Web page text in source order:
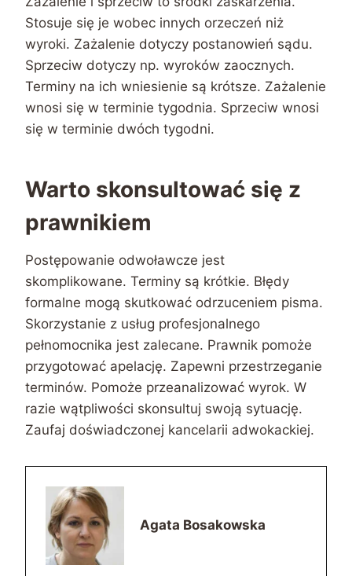
Stosuje się je wobec innych orzeczeń niż
wyroki. Zażalenie dotyczy postanowień sądu.
Sprzeciw dotyczy np. wyroków zaocznych.
Terminy na ich wniesienie są krótsze. Zażalenie
wnosi się w terminie tygodnia. Sprzeciw wnosi
się w terminie dwóch tygodni.
Warto skonsultować się z
prawnikiem
Postępowanie odwoławcze jest
skomplikowane. Terminy są krótkie. Błędy
formalne mogą skutkować odrzuceniem pisma.
Skorzystanie z usług profesjonalnego
pełnomocnika jest zalecane. Prawnik pomoże
przygotować apelację. Zapewni przestrzeganie
terminów. Pomoże przeanalizować wyrok. W
razie wątpliwości skonsultuj swoją sytuację.
Zaufaj doświadczonej kancelarii adwokackiej.
Agata Bosakowska